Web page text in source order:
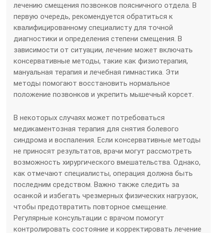
лечению смещения позвонков поясничного отдела. В
первую очередь, рекомендуется обратиться к
квалифицированному специалисту для точной
диагностики и определения степени смещения. В
зависимости от ситуации, лечение может включать
консервативные методы, такие как физиотерапия,
мануальная терапия и лечебная гимнастика. Эти
методы помогают восстановить нормальное
положение позвонков и укрепить мышечный корсет.
В некоторых случаях может потребоваться
медикаментозная терапия для снятия болевого
синдрома и воспаления. Если консервативные методы
не приносят результатов, врачи могут рассмотреть
возможность хирургического вмешательства. Однако,
как отмечают специалисты, операция должна быть
последним средством. Важно также следить за
осанкой и избегать чрезмерных физических нагрузок,
чтобы предотвратить повторное смещение.
Регулярные консультации с врачом помогут
контролировать состояние и корректировать лечение